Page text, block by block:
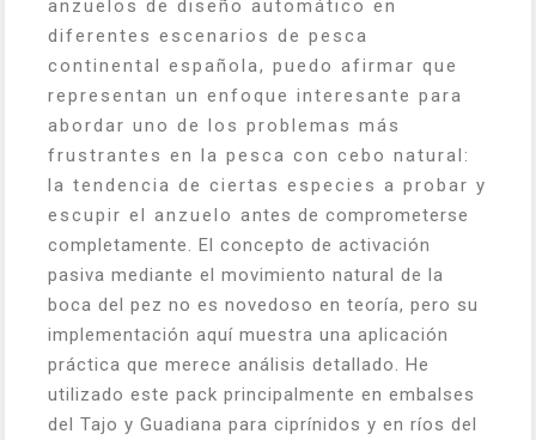
anzuelos de diseño automático en
diferentes escenarios de pesca
continental española, puedo afirmar que
representan un enfoque interesante para
abordar uno de los problemas más
frustrantes en la pesca con cebo natural:
la tendencia de ciertas especies a probar y
escupir el anzuelo antes de comprometerse
completamente. El concepto de activación
pasiva mediante el movimiento natural de la
boca del pez no es novedoso en teoría, pero su
implementación aquí muestra una aplicación
práctica que merece análisis detallado. He
utilizado este pack principalmente en embalses
del Tajo y Guadiana para ciprínidos y en ríos del